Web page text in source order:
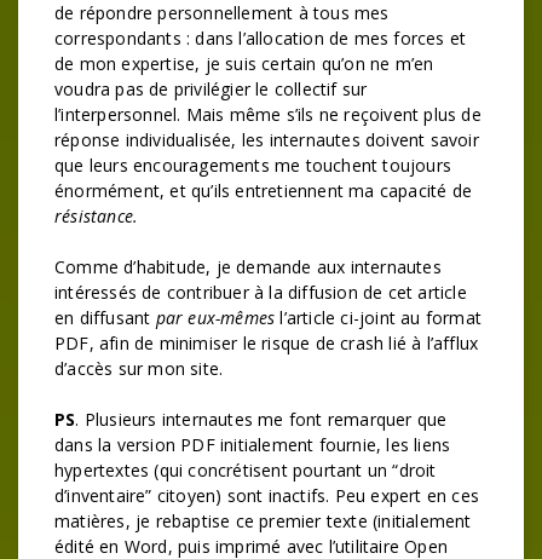
de répondre personnellement à tous mes
correspondants : dans l’allocation de mes forces et
de mon expertise, je suis certain qu’on ne m’en
voudra pas de privilégier le collectif sur
l’interpersonnel. Mais même s’ils ne reçoivent plus de
réponse individualisée, les internautes doivent savoir
que leurs encouragements me touchent toujours
énormément, et qu’ils entretiennent ma capacité de
résistance.
Comme d’habitude, je demande aux internautes
intéressés de contribuer à la diffusion de cet article
en diffusant par eux-mêmes l’article ci-joint au format
PDF, afin de minimiser le risque de crash lié à l’afflux
d’accès sur mon site.
PS. Plusieurs internautes me font remarquer que
dans la version PDF initialement fournie, les liens
hypertextes (qui concrétisent pourtant un “droit
d’inventaire” citoyen) sont inactifs. Peu expert en ces
matières, je rebaptise ce premier texte (initialement
édité en Word, puis imprimé avec l’utilitaire Open